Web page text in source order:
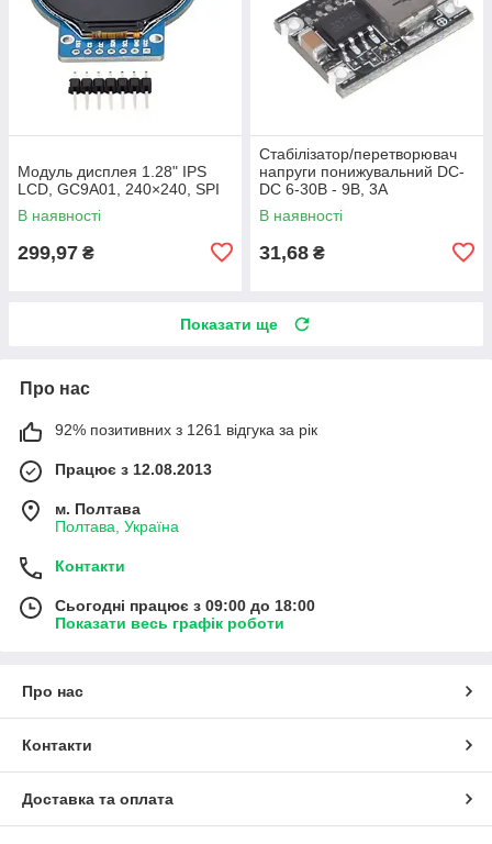
Модуль дисплея 1.28" IPS
LCD, GC9A01, 240×240, SPI
В наявності
299,97 ₴
Стабілізатор/перетворювач
напруги понижувальний DC-
DC 6-30В - 9В, 3А
В наявності
31,68 ₴
Показати ще
Про нас
92% позитивних з 1261 відгука за рік
Працює з 12.08.2013
м. Полтава
Полтава, Україна
Контакти
Сьогодні працює з 09:00 до 18:00
Показати весь графік роботи
Про нас
Контакти
Доставка та оплата